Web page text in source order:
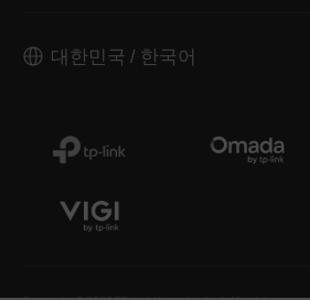
대한민국 / 한국어